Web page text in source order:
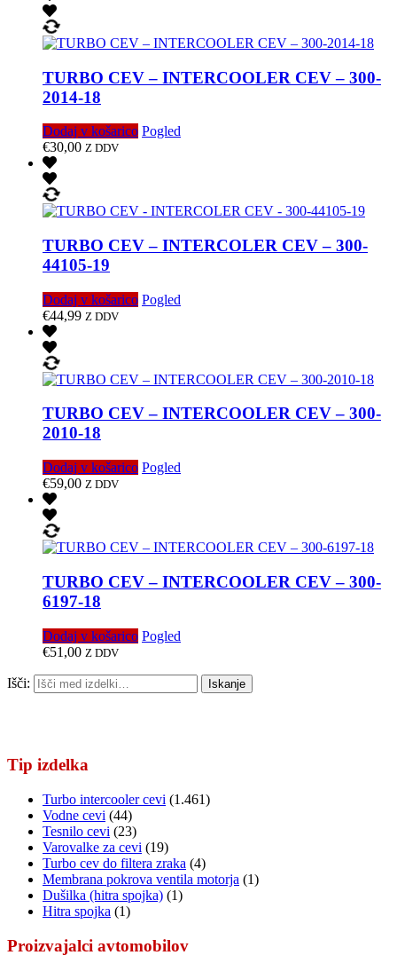
TURBO CEV – INTERCOOLER CEV – 300-
2014-18
Dodaj v košarico Pogled
€30,00 Z DDV
TURBO CEV – INTERCOLER CEV – 300-
44105-19
Dodaj v košarico Pogled
€44,99 Z DDV
TURBO CEV – INTERCOOLER CEV – 300-
2010-18
Dodaj v košarico Pogled
€59,00 Z DDV
TURBO CEV – INTERCOOLER CEV – 300-
6197-18
Dodaj v košarico Pogled
€51,00 Z DDV
Išči: Iskanje
Tip izdelka
Turbo intercooler cevi (1.461)
Vodne cevi (44)
Tesnilo cevi (23)
Varovalke za cevi (19)
Turbo cev do filtera zraka (4)
Membrana pokrova ventila motorja (1)
Dušilka (hitra spojka) (1)
Hitra spojka (1)
Proizvajalci avtomobilov